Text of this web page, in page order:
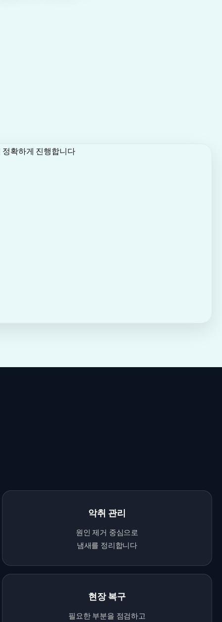
악취 관리
원인 제거 중심으로
냄새를 정리합니다
현장 복구
필요한 부분을 점검하고